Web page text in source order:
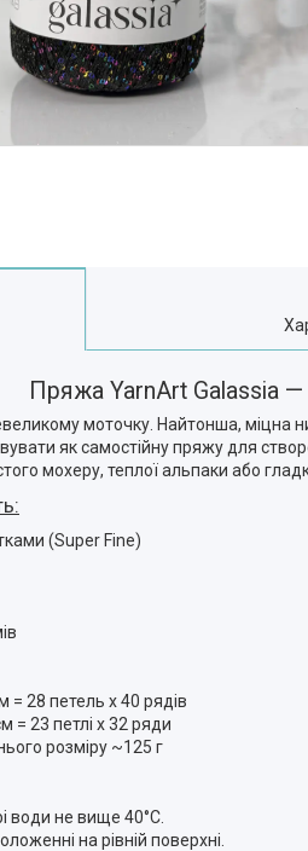
Пряжа YarnArt Galassia —
моточку. Найтонша, міцна
як самостійну пряжу для
мохеру, теплої альпаки або
(Super Fine)
= 28 петель х 40 рядів
= 23 петлі х 32 ряди
розміру ~125 г
води не вище 40°C.
на рівній поверхні.